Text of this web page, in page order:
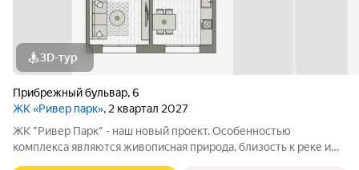
3D-тур
Прибрежный бульвар,6
ЖК «Ривер парк», 2 квартал 2027
ЖК "Ривер Парк" - наш новый проект. Особенностью
комплекса являются живописная природа, близость к реке и